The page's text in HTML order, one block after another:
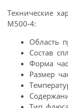
Технические
M500-4:
Область
Состав
Форма
Размер